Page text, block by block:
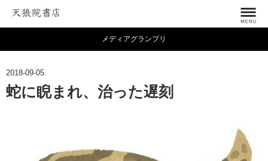
メディアグランプリ
2018-09-05
蛇に睨まれ、治った遅刻